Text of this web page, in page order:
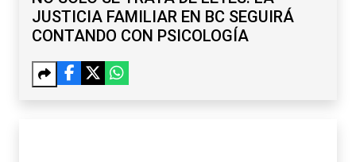
JUSTICIA FAMILIAR EN BC SEGUIRÁ
CONTANDO CON PSICOLOGÍA